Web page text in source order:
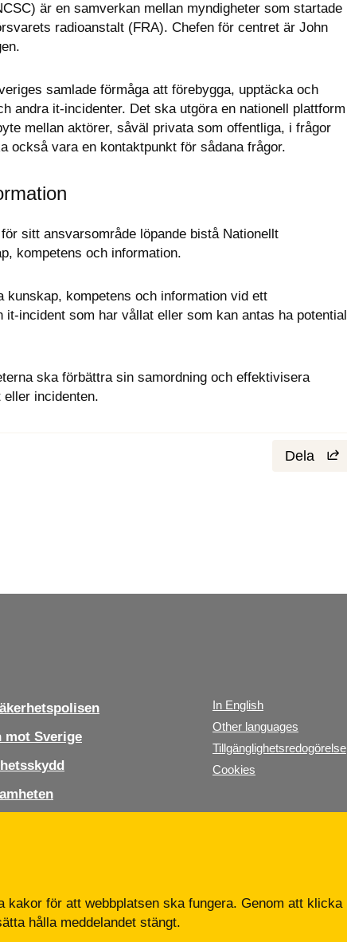
är en samverkan mellan myndigheter som startade
radioanstalt (FRA). Chefen för centret är John
samlade förmåga att förebygga, upptäcka och
andra it-incidenter. Det ska utgöra en nationell plattform
mellan aktörer, såväl privata som offentliga, i frågor
också vara en kontaktpunkt för sådana frågor.
sitt ansvarsområde löpande bistå Nationellt
kompetens och information.
kunskap, kompetens och information vid ett
incident som har vållat eller som kan antas ha potential
ska förbättra sin samordning och effektivisera
incidenten.
Dela
mot Sverige
In English
Other languages
Tillgänglighetsredogörelse
Cookies
kakor för att webbplatsen ska fungera. Genom att klicka
hålla meddelandet stängt.